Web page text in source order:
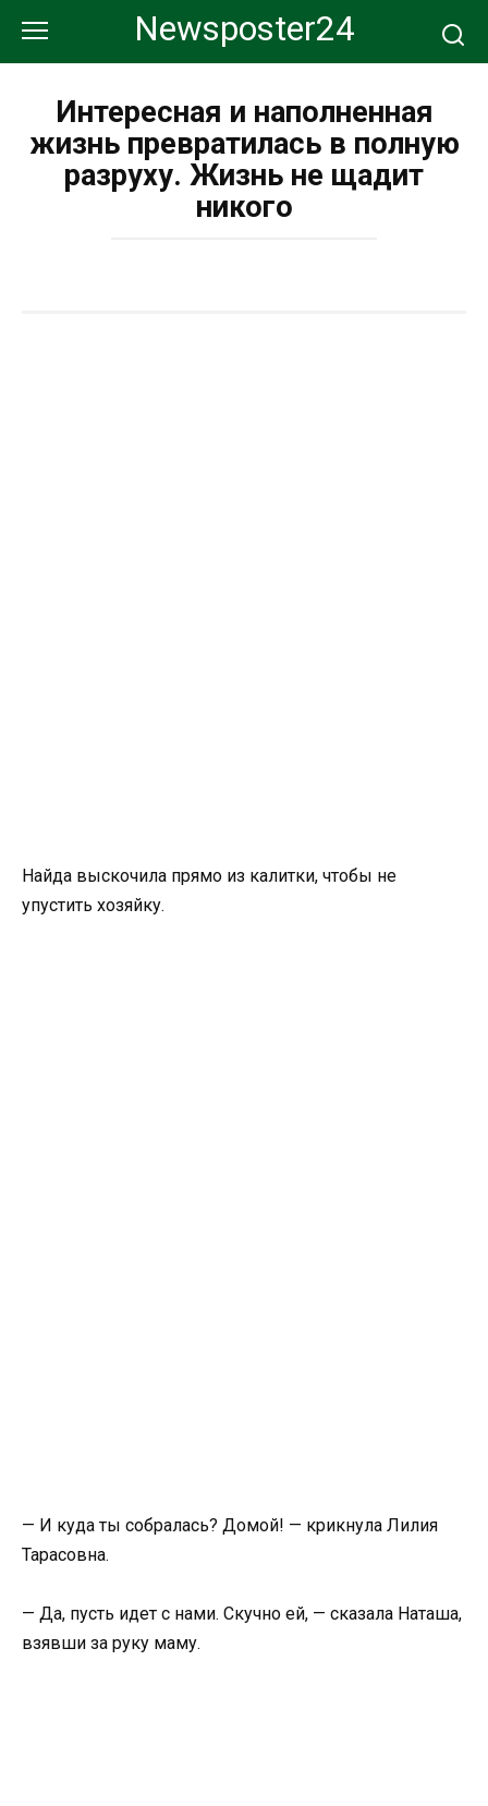
контенту
Newsposter24
Интересная и наполненная
жизнь превратилась в полную
разруху. Жизнь не щадит
никого
Найда выскочила прямо из калитки, чтобы не
упустить хозяйку.
— И куда ты собралась? Домой! — крикнула Лилия
Тарасовна.
— Да, пусть идет с нами. Скучно ей, — сказала Наташа,
взявши за руку маму.